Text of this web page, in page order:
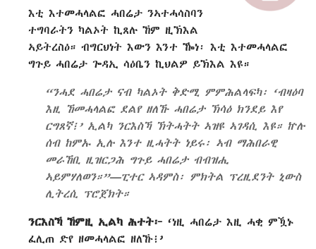
እቲ እተመሓላልፎ ሓበሬታ ንኣተሓሳስባን
ተግባራትን ካልኦት ኪጸሉ ኸም ዚኽእል
ኣይትረስዕ። ብግርህነት እውን እንተ ዀነ፡ እቲ እተመሓላልፎ
ግጉይ ሓበሬታ ጐዳኢ ሳዕቤን ኪህልዎ ይኽእል እዩ።
“ንሓደ ሓበሬታ ናብ ካልኦት ቅድሚ ምምሕልላፍካ፡ ‘ብዛዕባ
እዚ ኸመሓላልፎ ደልየ ዘለኹ ሓበሬታ ኽሳዕ ክንደይ እየ
ርግጸኛ፧’ ኢልካ ንርእስኻ ኽትሓትት ኣዝዩ ኣገዳሲ እዩ። ኵሉ
ሰብ ከምኡ ኢሉ እንተ ዚሓትት ነይሩ፡ ኣብ ማሕበራዊ
መራኸቢ ዚዝርጋሕ ግጉይ ሓበሬታ ብብዝሒ
ኣይምሃለወን።”—ፒተር ኣዳምስ፡ ምክትል ፕረዚደንት ኒውስ
ሊትረሲ ፕሮጀክት።
ንርእስኻ ኸምዚ ኢልካ ሕተት፦ ‘ነዚ ሓበሬታ እዚ ሓቂ ምዃኑ
ፈሊጠ ድየ ዘመሓላልፎ ዘለኹ፧’